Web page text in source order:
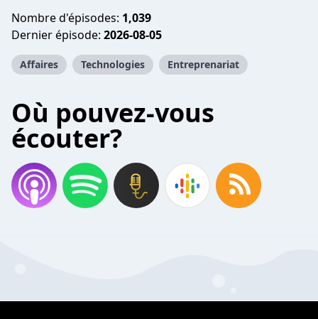
Nombre d'épisodes: 1,039
Dernier épisode: 2026-08-05
Affaires Technologies Entreprenariat
Où pouvez-vous
écouter?